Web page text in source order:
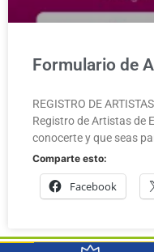
Formulario de
REGISTRO DE
Registro de Artistas de
conocerte y que seas
Comparte esto:
Facebook